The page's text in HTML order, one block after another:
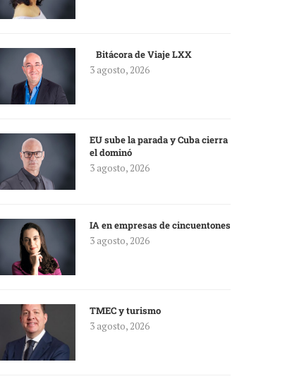
Bitácora de Viaje LXX
3 agosto, 2026
EU sube la parada y Cuba cierra
el dominó
3 agosto, 2026
IA en empresas de cincuentones
3 agosto, 2026
TMEC y turismo
3 agosto, 2026